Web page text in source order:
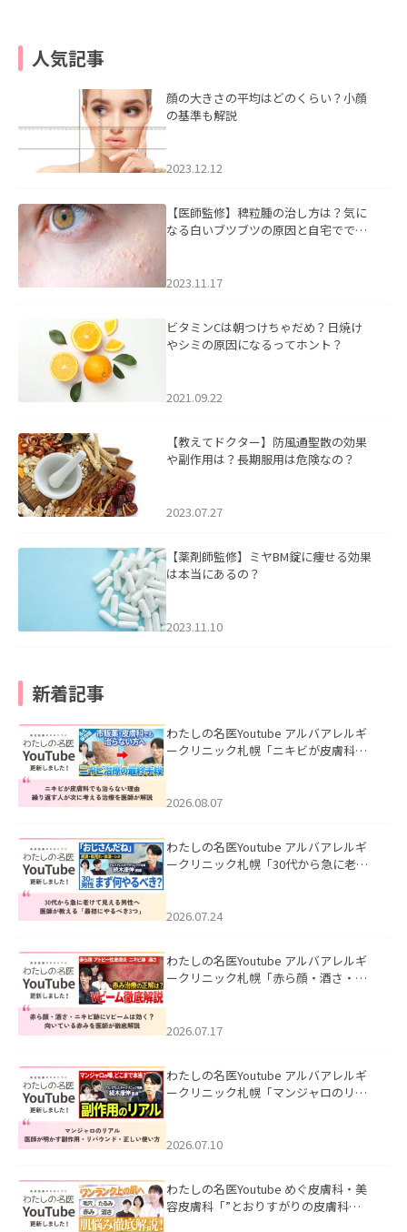
人気記事
顔の大きさの平均はどのくらい？小顔
の基準も解説
2023.12.12
【医師監修】稗粒腫の治し方は？気に
なる白いブツブツの原因と自宅ででき
2023.11.17
ビタミンCは朝つけちゃだめ？日焼け
やシミの原因になるってホント？
2021.09.22
【教えてドクター】防風通聖散の効果
や副作用は？長期服用は危険なの？
2023.07.27
【薬剤師監修】ミヤBM錠に痩せる効果
は本当にあるの？
2023.11.10
新着記事
わたしの名医Youtube アルバアレルギ
ークリニック札幌「ニキビが皮膚科で
ました。
2026.08.07
わたしの名医Youtube アルバアレルギ
ークリニック札幌「30代から急に老け
た。
2026.07.24
わたしの名医Youtube アルバアレルギ
ークリニック札幌「赤ら顔・酒さ・ニ
した。
2026.07.17
わたしの名医Youtube アルバアレルギ
ークリニック札幌「マンジャロのリア
た。
2026.07.10
わたしの名医Youtube めぐ皮膚科・美
容皮膚科「”とおりすがりの皮膚科